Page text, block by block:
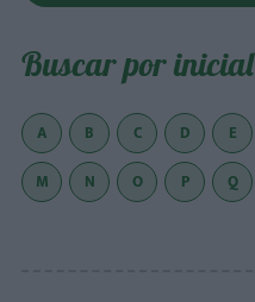
Buscar por inicial
A B C D E
M
N O P Q